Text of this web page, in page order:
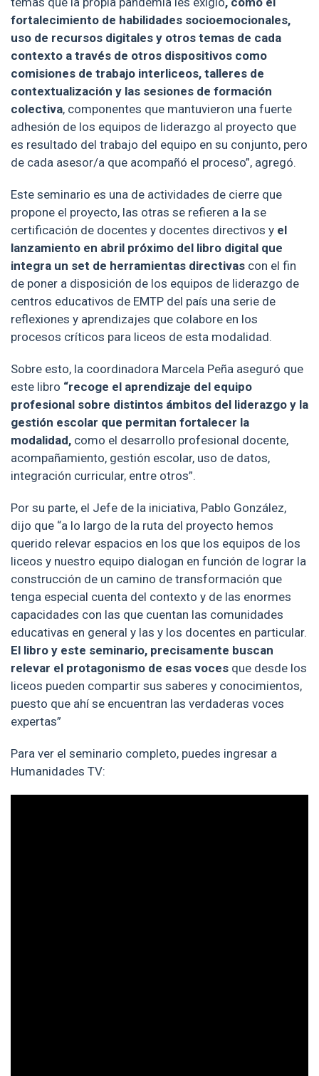
fortalecimiento de habilidades socioemocionales,
uso de recursos digitales y otros temas de cada
contexto a través de otros dispositivos como
comisiones de trabajo interliceos, talleres de
contextualización y las sesiones de formación
colectiva, componentes que mantuvieron una fuerte
adhesión de los equipos de liderazgo al proyecto que
es resultado del trabajo del equipo en su conjunto, pero
de cada asesor/a que acompañó el proceso”, agregó.
Este seminario es una de actividades de cierre que
propone el proyecto, las otras se refieren a la se
certificación de docentes y docentes directivos y el
lanzamiento en abril próximo del libro digital que
integra un set de herramientas directivas con el fin
de poner a disposición de los equipos de liderazgo de
centros educativos de EMTP del país una serie de
reflexiones y aprendizajes que colabore en los
procesos críticos para liceos de esta modalidad.
Sobre esto, la coordinadora Marcela Peña aseguró que
este libro “recoge el aprendizaje del equipo
profesional sobre distintos ámbitos del liderazgo y la
gestión escolar que permitan fortalecer la
modalidad, como el desarrollo profesional docente,
acompañamiento, gestión escolar, uso de datos,
integración curricular, entre otros”.
Por su parte, el Jefe de la iniciativa, Pablo González,
dijo que “a lo largo de la ruta del proyecto hemos
querido relevar espacios en los que los equipos de los
liceos y nuestro equipo dialogan en función de lograr la
construcción de un camino de transformación que
tenga especial cuenta del contexto y de las enormes
capacidades con las que cuentan las comunidades
educativas en general y las y los docentes en particular.
El libro y este seminario, precisamente buscan
relevar el protagonismo de esas voces que desde los
liceos pueden compartir sus saberes y conocimientos,
puesto que ahí se encuentran las verdaderas voces
expertas”
Para ver el seminario completo, puedes ingresar a
Humanidades TV: